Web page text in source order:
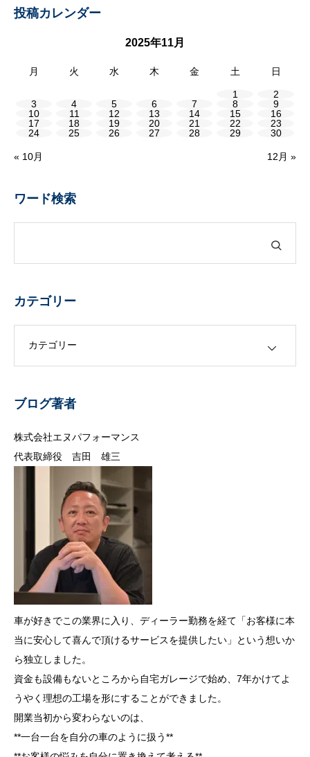
投稿カレンダー
2025年11月
月 火 水 木 金 土 日
1
2
3
4 5 6 7 8
9
10
11 12 13 14 15
16
17
18 19 20 21 22
23
24
25 26 27 28 29 30
« 10月 12月 »
ワード検索
カテゴリー
ブログ著者
株式会社エヌパフォーマンス
代表取締役 吉田 雄三
車が好きでこの業界に入り、ディーラー勤務を経て「お客様に本
当に安心して喜んで頂けるサービスを提供したい」という想いか
ら独立しました。
資金も設備もないところから自宅ガレージで始め、7年かけてよ
うやく理想の工場を形にすることができました。
開業当初から変わらないのは、
**一台一台を自分の車のように扱う**